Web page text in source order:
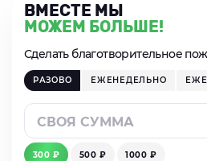
ВМЕСТЕ МЫ
МОЖЕМ БОЛЬШЕ!
Сделать благотворительное
РАЗОВО ЕЖЕНЕДЕЛЬНО
300 ₽ 500 ₽ 1000 ₽